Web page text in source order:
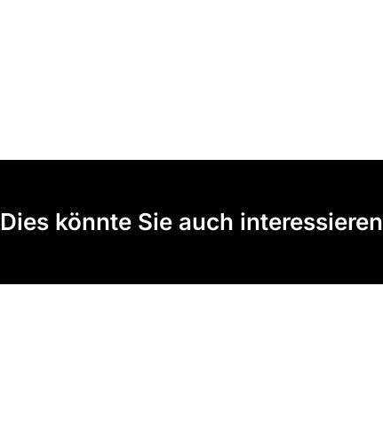
Dies könnte Sie auch interessieren